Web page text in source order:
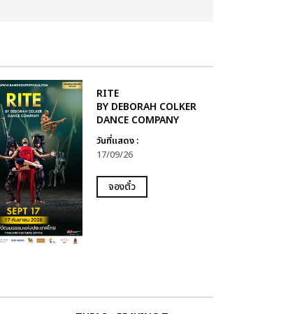
RITE
BY DEBORAH COLKER
DANCE COMPANY
วันที่แสดง :
17/09/26
จองตั๋ว